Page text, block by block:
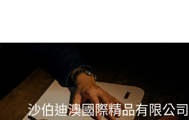
沙伯迪澳國際精品有限公司